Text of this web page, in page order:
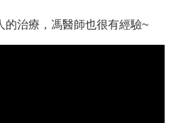
的治療，馮醫師也很有經驗~